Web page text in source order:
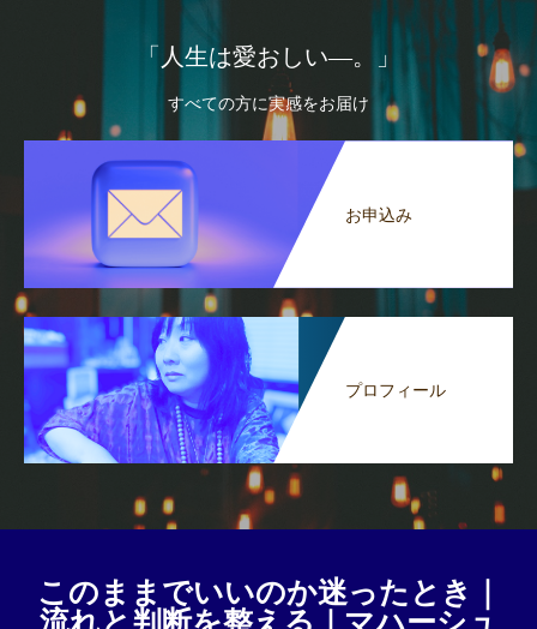
「人生は愛おしい―。」
すべての方に実感をお届け
お申込み
プロフィール
このままでいいのか迷ったとき｜